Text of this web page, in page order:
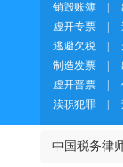
销毁账簿
虚开专票
逃避欠税
制造发票
虚开普票
渎职犯罪
中国税务律